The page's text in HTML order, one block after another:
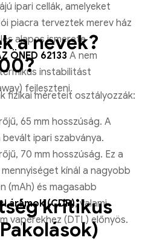
ipari cellák, amelyeket
piacra terveztek merev ház
alapos ismerete
ÖNED 62133 A nem
instabilitást
fejleszteni.
a nevek?
fizikai méreteit osztályozzák:
65 mm hosszúság. A
ipari szabványa.
70 mm hosszúság. Ez a
kínál a nagyobb
(mAh) és magasabb
áramok (CDR), valami
vaperekhez (DTL) előnyös.
kritikus